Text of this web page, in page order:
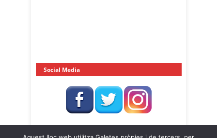
Social Media